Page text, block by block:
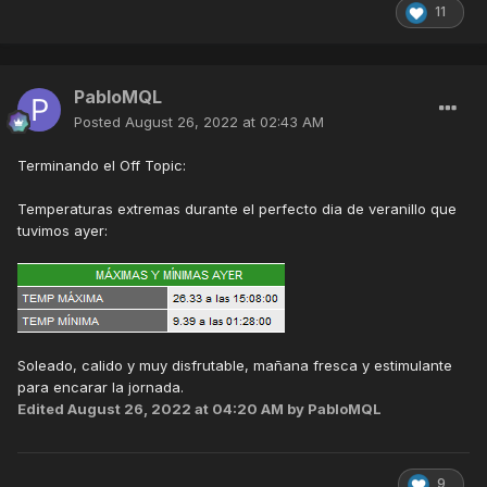
11
PabloMQL
Posted August 26, 2022 at 02:43 AM
Terminando el Off Topic:
Temperaturas extremas durante el perfecto dia de veranillo que
tuvimos ayer:
Soleado, calido y muy disfrutable, mañana fresca y estimulante
para encarar la jornada.
Edited August 26, 2022 at 04:20 AM by PabloMQL
9